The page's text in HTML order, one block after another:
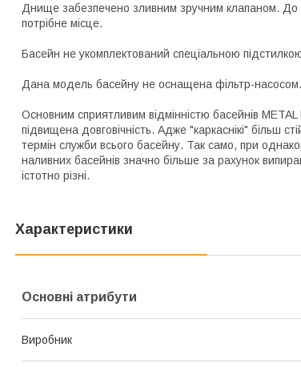
Днище забезпечено зливним зручним клапаном.
потрібне місце.
Басейн не укомплектований спеціальною
Дана модель басейну не оснащена фільтр-насосом.
Основним сприятливим відмінністю басейнів
підвищена довговічність. Адже "каркаснікі" більш
термін служби всього басейну. Так само, при
наливних басейнів значно більше за рахунок
істотно різні.
Характеристики
Основні атрибути
Виробник